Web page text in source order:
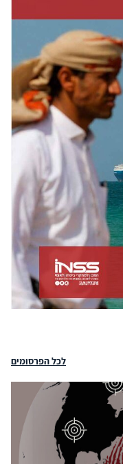
לכל הפרסומים